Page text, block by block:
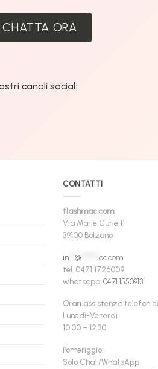
CHATTA ORA
canali social:
CONTATTI
flashmac.com
Via Marie Curie 11
39100 Bolzano
in** @****** ac.com
tel. 0471 1726009
whatsapp: 0471 1550913
Orari assistenza
Lunedì-Venerdì
10.00 – 12.30
Pomeriggio:
Solo Chat/WhatsApp